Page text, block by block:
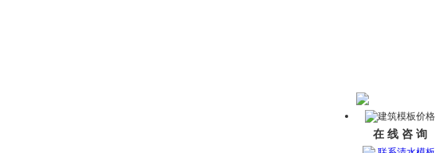
在 线 咨 询